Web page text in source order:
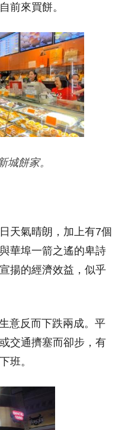
前來買餅。
城餅家。
天氣晴朗，加上有7個
華埠一箭之遙的卑詩
揚的經濟效益，似乎
意反而下跌兩成。平
交通擠塞而卻步，有
班。